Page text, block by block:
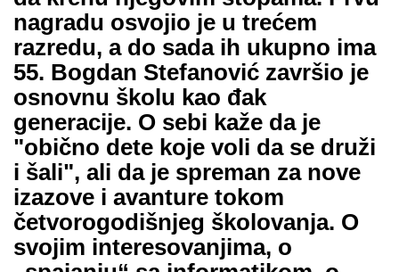
nagradu osvojio je u trećem
razredu, a do sada ih ukupno ima
55. Bogdan Stefanović završio je
osnovnu školu kao đak
generacije. O sebi kaže da je
"obično dete koje voli da se druži
i šali", ali da je spreman za nove
izazove i avanture tokom
četvorogodišnjeg školovanja. O
svojim interesovanjima, o